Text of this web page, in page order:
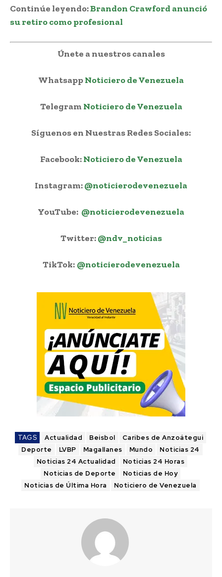
Continúe leyendo:Brandon Crawford anunció
su retiro como profesional
Únete a nuestros canales
WhatsappNoticiero de Venezuela
Telegram Noticiero de Venezuela
Síguenos en Nuestras Redes Sociales:
Facebook:Noticiero de Venezuela
Instagram:@noticierodevenezuela
YouTube: @noticierodevenezuela
Twitter:@ndv_noticias
TikTok: @noticierodevenezuela
TAGS Actualidad Beisbol
Caribes de Anzoátegui
Deporte
LVBP Magallanes Mundo
Noticias 24
Noticias 24 Actualidad
Noticias 24 Horas
Noticias de Deporte
Noticias de Hoy
Noticias de Última Hora
Noticiero de Venezuela